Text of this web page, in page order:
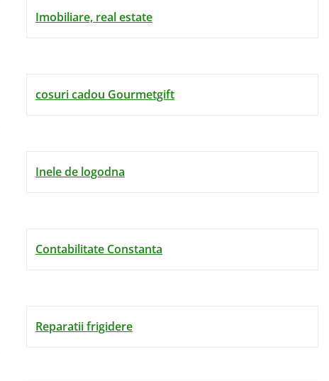
Imobiliare, real estate
cosuri cadou Gourmetgift
Inele de logodna
Contabilitate Constanta
Reparatii frigidere